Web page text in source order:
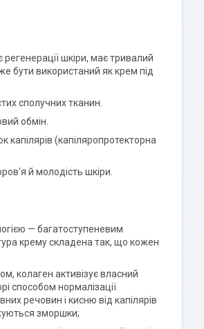
шкіри, має тривалий
бути використаний як крем під
сполучних тканин.
обмін.
капілярів (капіляропротекторна
й молодість шкіри.
— багатоступеневим
крему складена так, що кожен
колаген активізує власний
способом нормалізації
речовин і кисню від капілярів
зморшки;